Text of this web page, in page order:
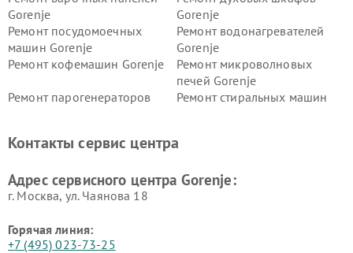
Gorenje
Gorenje
Ремонт посудомоечных
машин Gorenje
Ремонт водонагревателей
Gorenje
Ремонт кофемашин Gorenje
Ремонт микроволновых
печей Gorenje
Ремонт парогенераторов
Ремонт стиральных машин
Контакты сервис центра
Адрес сервисного центра Gorenje:
г. Москва, ул. Чаянова 18
Горячая линия:
+7 (495) 023-73-25